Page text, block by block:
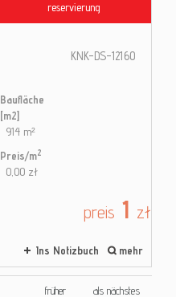
reservierung
KNK-DS-12160
Baufläche
[m2]
914 m²
Preis/m2
0,00 zł
preis 1 zł
Ins Notizbuch mehr
früher als nächstes